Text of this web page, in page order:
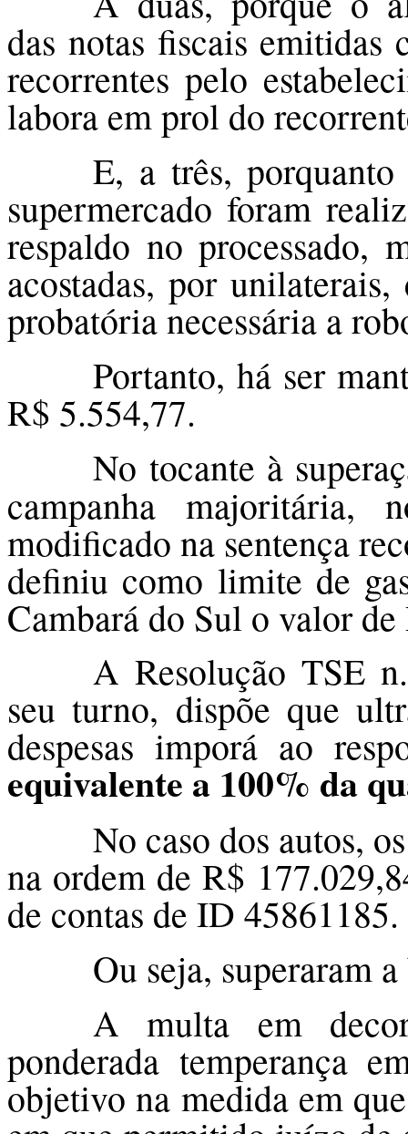
das notas fiscais emitidas
recorrentes pelo
labora em prol do
E, a três,
supermercado foram
respaldo no processado,
acostadas, por
probatória necessária a
Portanto, há ser
R$ 5.554,77.
No tocante à
campanha majoritária,
modificado na sentença
definiu como limite de
Cambará do Sul o valor
A Resolução TSE
seu turno, dispõe que
despesas imporá ao
equivalente a 100% da
No caso dos autos,
na ordem de R$
de contas de ID 45861185.
Ou seja, superaram
A multa em
ponderada temperança
objetivo na medida em